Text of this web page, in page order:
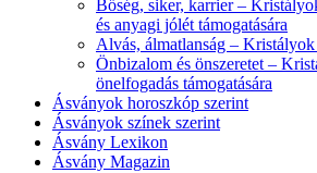
Bőség, siker, karrier –
és anyagi jólét támogatására
Alvás, álmatlanság –
Önbizalom és önszeretet –
önelfogadás támogatására
Ásványok horoszkóp szerint
Ásványok színek szerint
Ásvány Lexikon
Ásvány Magazin